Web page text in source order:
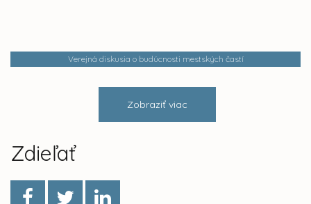
Verejná diskusia o budúcnosti mestských častí
Zobraziť viac
Zdieľať